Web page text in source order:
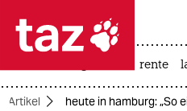
 taz zahl
taz zahl ich
rente
Artikel heute in hamburg: „So